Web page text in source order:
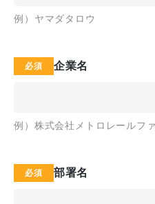
例）ヤマダタロウ
企業名
例）株式会社メトロレールフ
部署名